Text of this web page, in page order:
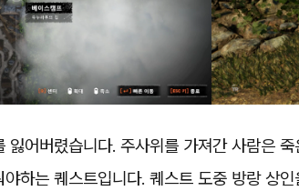
잃어버렸습니다. 주사위를 가져간 사람은
하는 퀘스트입니다. 퀘스트 도중 방랑 상